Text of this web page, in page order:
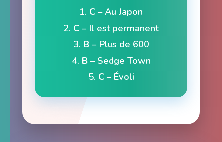
1. C – Au Japon
2. C – Il est permanent
3. B– Plus de 600
4. B– Sedge Town
5. C– Évoli